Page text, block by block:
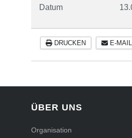
Datum
DRUCKEN E-MAIL
ÜBER UNS
Organisation